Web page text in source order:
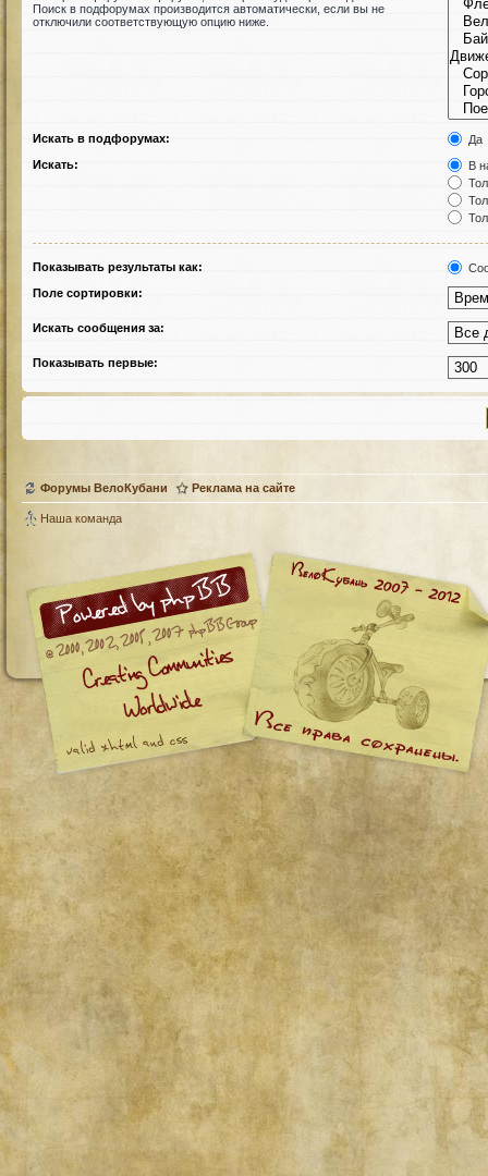
Поиск в подфорумах производится автоматически, если вы не
отключили соответствующую опцию ниже.
Искать в подфорумах:
Да
Искать:
В
Показывать результаты как:
Поле сортировки:
Искать сообщения за:
Показывать первые:
Форумы ВелоКубани Реклама на сайте
Наша команда